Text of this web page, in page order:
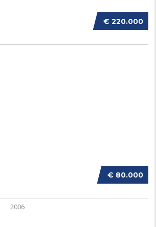
€ 220.000
€ 80.000
2006